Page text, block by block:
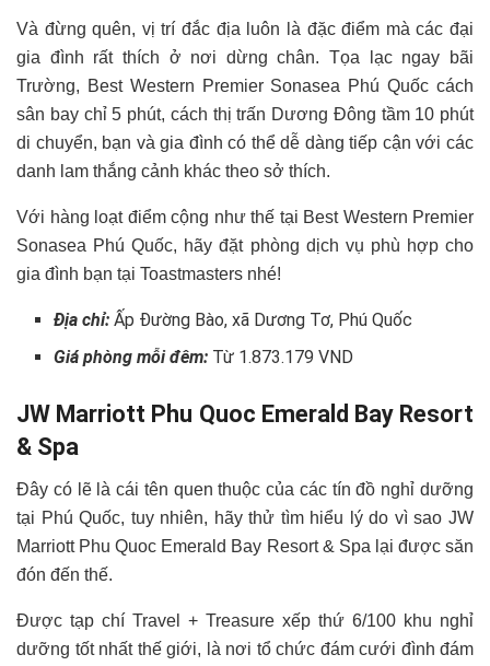
Và đừng quên, vị trí đắc địa luôn là đặc điểm mà các đại
gia đình rất thích ở nơi dừng chân. Tọa lạc ngay bãi
Trường, Best Western Premier Sonasea Phú Quốc cách
sân bay chỉ 5 phút, cách thị trấn Dương Đông tầm 10 phút
di chuyển, bạn và gia đình có thể dễ dàng tiếp cận với các
danh lam thắng cảnh khác theo sở thích.
Với hàng loạt điểm cộng như thế tại Best Western Premier
Sonasea Phú Quốc, hãy đặt phòng dịch vụ phù hợp cho
gia đình bạn tại Toastmasters nhé!
Địa chỉ: Ấp Đường Bào, xã Dương Tơ, Phú Quốc
Giá phòng mỗi đêm: Từ 1.873.179 VND
JW Marriott Phu Quoc Emerald Bay Resort
& Spa
Đây có lẽ là cái tên quen thuộc của các tín đồ nghỉ dưỡng
tại Phú Quốc, tuy nhiên, hãy thử tìm hiểu lý do vì sao JW
Marriott Phu Quoc Emerald Bay Resort & Spa lại được săn
đón đến thế.
Được tạp chí Travel + Treasure xếp thứ 6/100 khu nghỉ
dưỡng tốt nhất thế giới, là nơi tổ chức đám cưới đình đám